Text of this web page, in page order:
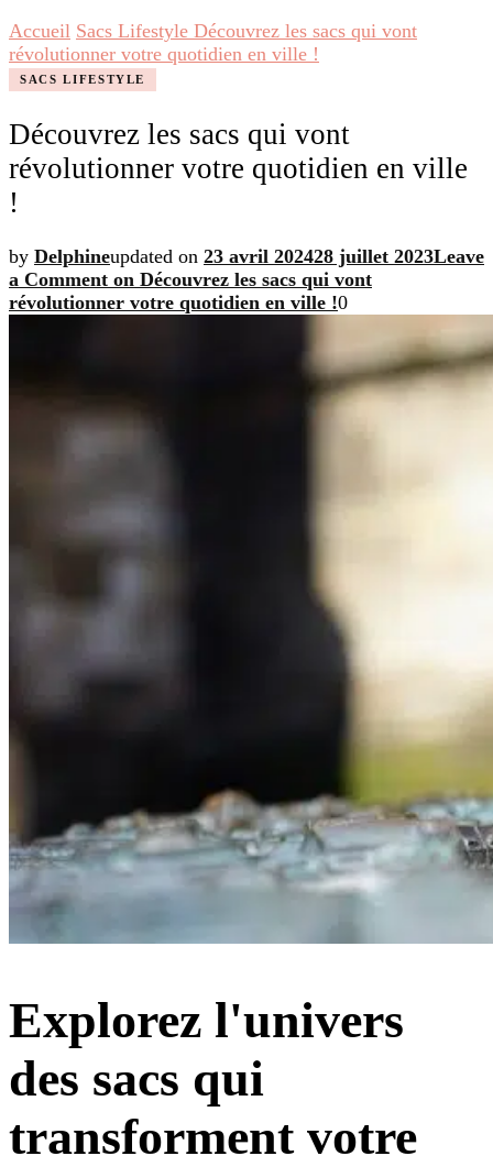
Accueil Sacs Lifestyle Découvrez les sacs qui vont
révolutionner votre quotidien en ville !
SACS LIFESTYLE
Découvrez les sacs qui vont
révolutionner votre quotidien en ville
!
by Delphineupdated on 23 avril 202428 juillet 2023Leave
a Comment on Découvrez les sacs qui vont
révolutionner votre quotidien en ville !0
Explorez l'univers
des sacs qui
transforment votre